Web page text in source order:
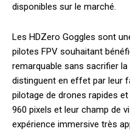
disponibles sur le marché.
Les HDZero Goggles sont
pilotes FPV souhaitant
remarquable sans sacrifier
distinguent en effet par leur
pilotage de drones rapides
960 pixels et leur champ de
expérience immersive très